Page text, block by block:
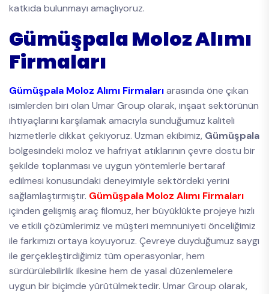
katkıda bulunmayı amaçlıyoruz.
Gümüşpala Moloz Alımı
Firmaları
Gümüşpala Moloz Alımı Firmalarıarasında öne çıkan
isimlerden biri olan Umar Group olarak, inşaat sektörünün
ihtiyaçlarını karşılamak amacıyla sunduğumuz kaliteli
hizmetlerle dikkat çekiyoruz. Uzman ekibimiz, Gümüşpala
bölgesindeki moloz ve hafriyat atıklarının çevre dostu bir
şekilde toplanması ve uygun yöntemlerle bertaraf
edilmesi konusundaki deneyimiyle sektördeki yerini
sağlamlaştırmıştır. Gümüşpala Moloz Alımı Firmaları
içinden gelişmiş araç filomuz, her büyüklükte projeye hızlı
ve etkili çözümlerimiz ve müşteri memnuniyeti önceliğimiz
ile farkımızı ortaya koyuyoruz. Çevreye duyduğumuz saygı
ile gerçekleştirdiğimiz tüm operasyonlar, hem
sürdürülebilirlik ilkesine hem de yasal düzenlemelere
uygun bir biçimde yürütülmektedir. Umar Group olarak,